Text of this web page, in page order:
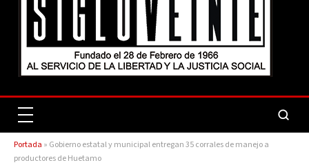
Portada » Gobierno estatal y municipal entregan 35 corrales de manejo a
productores de Huetamo